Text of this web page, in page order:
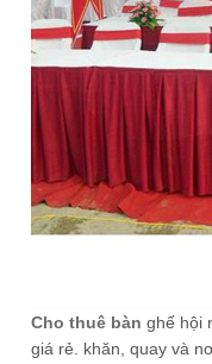
Cho thuê bàn ghế hội
giá rẻ. khăn, quay và